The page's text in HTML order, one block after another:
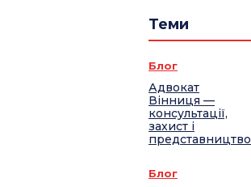
Теми
Блог
Адвокат
Вінниця —
консультації,
захист і
представництво
Блог